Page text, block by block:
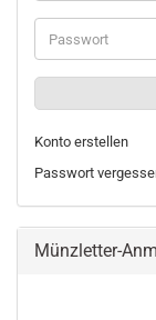
Adresse
Passwort
Konto erstellen
Passwort
Münzletter-